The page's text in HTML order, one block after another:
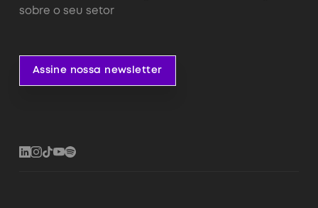
sobre o seu setor
Assine nossa newsletter